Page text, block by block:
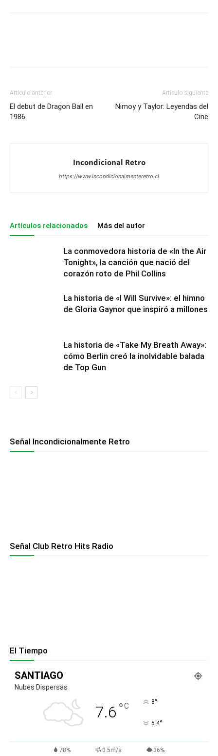
Artículo anterior
El debut de Dragon Ball en
1986
Artículo siguiente
Nimoy y Taylor: Leyendas del
Cine
Incondicional Retro
https://www.incondicionalmenteretro.cl
Artículos relacionados Más del autor
La conmovedora historia de «In the Air
Tonight», la canción que nació del
corazón roto de Phil Collins
La historia de «I Will Survive»: el himno
de Gloria Gaynor que inspiró a millones
La historia de «Take My Breath Away»:
cómo Berlin creó la inolvidable balada
de Top Gun
Señal Incondicionalmente Retro
Señal Club Retro Hits Radio
El Tiempo
SANTIAGO
Nubes Dispersas
7.6 °C 8°
5.4°
78% 0.5m/s 36%